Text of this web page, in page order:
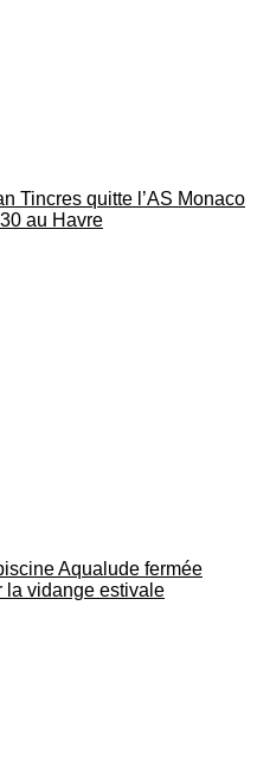
Tincres quitte l’AS Monaco
au Havre
Aqualude fermée
la vidange estivale